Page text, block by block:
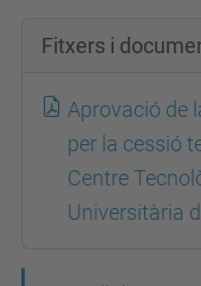
Fitxers i
Aprovació de
per la cessió
Centre
Universitària